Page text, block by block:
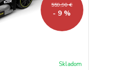
559,90 €
- 9 %
Skladom